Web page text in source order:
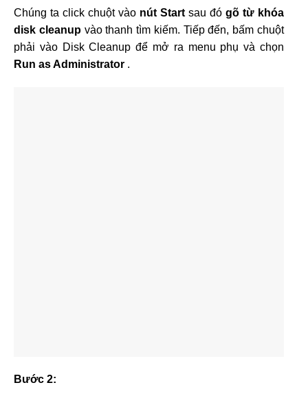
Chúng ta click chuột vào nút Start sau đó gõ từ khóa
disk cleanup vào thanh tìm kiếm. Tiếp đến, bấm chuột
phải vào Disk Cleanup để mở ra menu phụ và chọn
Run as Administrator .
Bước 2: